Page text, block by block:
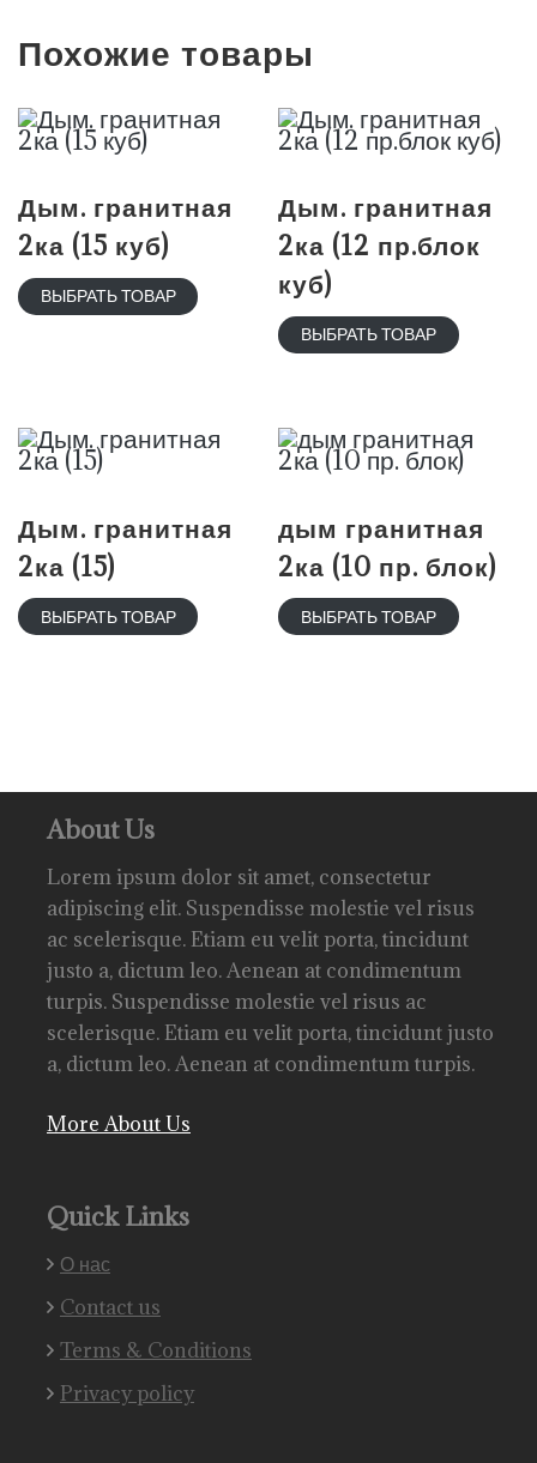
Похожие товары
Дым. гранитная
2ка (15 куб)
ВЫБРАТЬ ТОВАР
Дым. гранитная
2ка (12 пр.блок
куб)
ВЫБРАТЬ ТОВАР
Дым. гранитная
2ка (15)
ВЫБРАТЬ ТОВАР
дым гранитная
2ка (10 пр. блок)
ВЫБРАТЬ ТОВАР
About Us
Lorem ipsum dolor sit amet, consectetur
adipiscing elit. Suspendisse molestie vel risus
ac scelerisque. Etiam eu velit porta, tincidunt
justo a, dictum leo. Aenean at condimentum
turpis. Suspendisse molestie vel risus ac
scelerisque. Etiam eu velit porta, tincidunt justo
a, dictum leo. Aenean at condimentum turpis.
More About Us
Quick Links
О нас
Contact us
Terms & Conditions
Privacy policy